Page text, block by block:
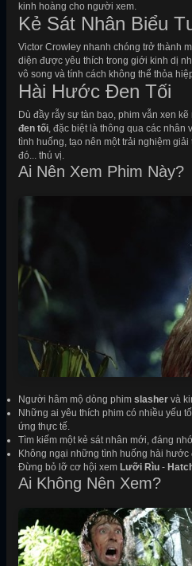
kinh hoàng cho người xem.
Kẻ Sát Nhân Biểu
Victor Crowley nhanh chóng trở thành
diện được yêu thích trong giới kinh dị
vô song và tính cách không thể thỏa
Hài Hước Đen Tối
Dù đầy rẫy sự tàn bạo, phim vẫn xen
đen tối, đặc biệt là thông qua các nhân
tình huống, tạo nên một trải nghiệm
đó... thú vị.
Ai Nên Xem Phim Này?
Người hâm mộ dòng phim slasher và
Những ai yêu thích phim có nhiều yếu
ứng thực tế.
Tìm kiếm một kẻ sát nhân mới, đáng
Không ngại những tình huống hài hước
Đừng bỏ lỡ cơ hội xem Lưỡi Rìu -
Ai Không Nên Xem?